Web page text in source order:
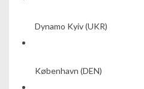
Dynamo Kyiv(UKR)
København (DEN)